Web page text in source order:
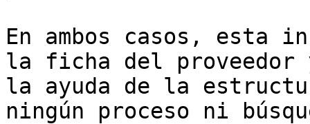
En ambos casos, esta
la ficha del proveedor
la ayuda de la
ningún proceso ni